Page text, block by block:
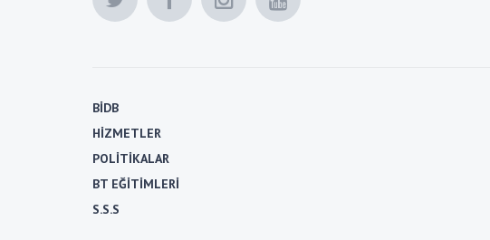
BİDB
HİZMETLER
POLİTİKALAR
BT EĞİTİMLERİ
S.S.S